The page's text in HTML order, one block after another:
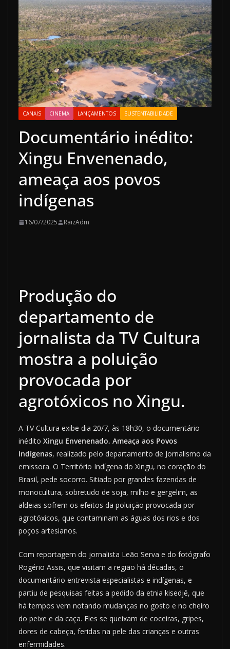
CANAIS CINEMA LANÇAMENTOS SUSTENTABILIDADE
Documentário inédito:
Xingu Envenenado,
ameaça aos povos
indígenas
16/07/2025 RaizAdm
Produção do
departamento de
jornalista da TV Cultura
mostra a poluição
provocada por
agrotóxicos no Xingu.
A TV Cultura exibe dia 20/7, às 18h30, o documentário
inédito Xingu Envenenado, Ameaça aos Povos
Indígenas, realizado pelo departamento de Jornalismo da
emissora. O Território Indígena do Xingu, no coração do
Brasil, pede socorro. Sitiado por grandes fazendas de
monocultura, sobretudo de soja, milho e gergelim, as
aldeias sofrem os efeitos da poluição provocada por
agrotóxicos, que contaminam as águas dos rios e dos
poços artesianos.
Com reportagem do jornalista Leão Serva e do fotógrafo
Rogério Assis, que visitam a região há décadas, o
documentário entrevista especialistas e indígenas, e
partiu de pesquisas feitas a pedido da etnia kisedjê, que
há tempos vem notando mudanças no gosto e no cheiro
do peixe e da caça. Eles se queixam de coceiras, gripes,
dores de cabeça, feridas na pele das crianças e outras
enfermidades.